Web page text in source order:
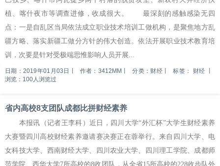
植、喀什夜市等调查进修，收成很大。 最深刻的感触感染无四
点：一是自乱区当局依法成立职业技术培训工做机构，是聚焦地方乱
疆方略、落实新疆工做分方针的伟大创造。依法开展职业技术教育培
训，次要是针对受极端思惟影响人员开展...
日期：2019年01月03日 作者：3412MM 分类：财经 标签： 财经
浏览：100人浏览过
省内高校8支团队成都比拼财经素养
本报讯（记者王李科）近日，四川大学“外汇杯”大学生财经素养
大赛暨四川高校财经素养邀请赛决赛正在蓉举行。来自四川大学、电
女科技大学、西南财经大学、四川农业大学、四川理工学院、成都师
范学院、西华大学7所高校的8收团队，从全省15所高校的228收步队外